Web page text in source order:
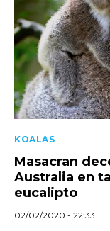
KOALAS
Masacran
Australia en
eucalipto
02/02/2020 - 22:33